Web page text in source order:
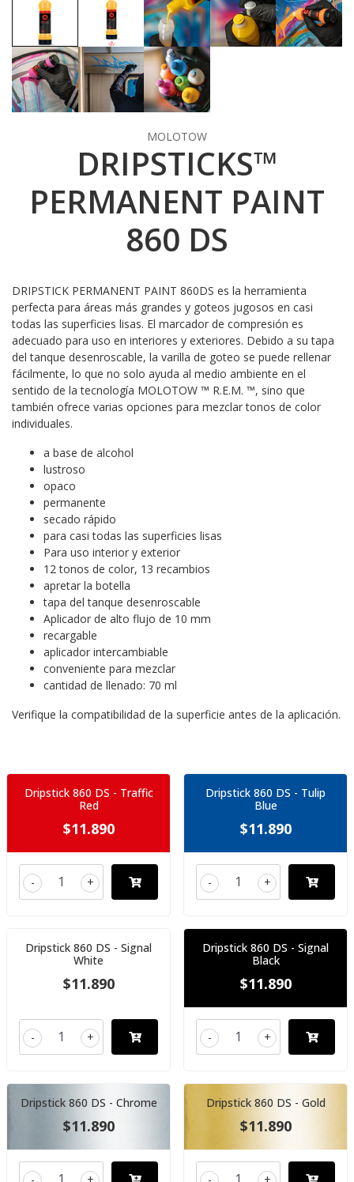
MOLOTOW
DRIPSTICKS™
PERMANENT PAINT
860 DS
DRIPSTICK PERMANENT PAINT 860DS es la herramienta
perfecta para áreas más grandes y goteos jugosos en casi
todas las superficies lisas. El marcador de compresión es
adecuado para uso en interiores y exteriores. Debido a su tapa
del tanque desenroscable, la varilla de goteo se puede rellenar
fácilmente, lo que no solo ayuda al medio ambiente en el
sentido de la tecnología MOLOTOW ™ R.E.M. ™, sino que
también ofrece varias opciones para mezclar tonos de color
individuales.
a base de alcohol
lustroso
opaco
permanente
secado rápido
para casi todas las superficies lisas
Para uso interior y exterior
12 tonos de color, 13 recambios
apretar la botella
tapa del tanque desenroscable
Aplicador de alto flujo de 10 mm
recargable
aplicador intercambiable
conveniente para mezclar
cantidad de llenado: 70 ml
Verifique la compatibilidad de la superficie antes de la aplicación.
Dripstick 860 DS - Traffic
Red
$11.890
+
-
Dripstick 860 DS - Tulip
Blue
$11.890
+
-
Dripstick 860 DS - Signal
White
$11.890
+
-
Dripstick 860 DS - Signal
Black
$11.890
+
-
Dripstick 860 DS - Chrome
$11.890
Dripstick 860 DS - Gold
$11.890